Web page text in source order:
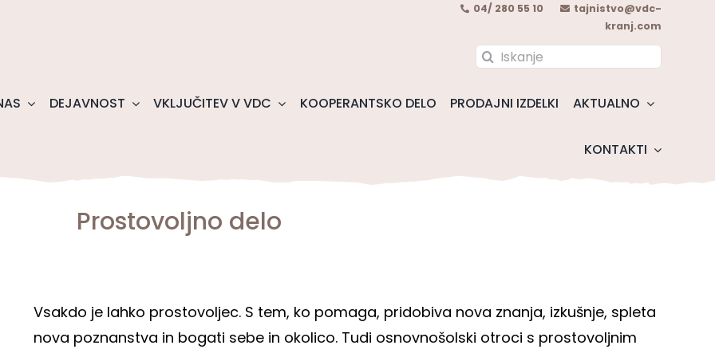
04/ 280 55 10
tajnistvo@vdc-
kranj.com
Search
DEJAVNOST VKLJUČITEV V VDC KOOPERANTSKO DELO PRODAJNI IZDELKI AKTUALNO
KONTAKTI
Prostovoljno delo
Vsakdo je lahko prostovoljec. S tem, ko pomaga, pridobiva nova znanja, izkušnje, spleta
nova poznanstva in bogati sebe in okolico. Tudi osnovnošolski otroci s prostovoljnim